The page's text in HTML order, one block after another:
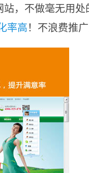
站，不做毫无用处
率高！不浪费推